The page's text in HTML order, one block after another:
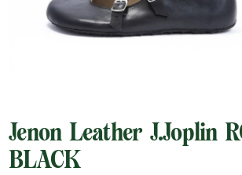
Jenon Leather J.Joplin
BLACK